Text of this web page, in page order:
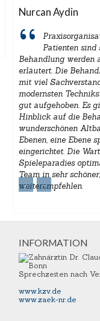
Nurcan Aydin
Patienten sind
Behandlung werden
erläutert. Die
mit viel
modernsten
gut aufgehoben. Es
Hinblick auf die
wunderschönen
Ebenen, eine Ebene
eingerichtet. Die
Spieleparadies
Team in sehr
weiterempfehlen.
← →
INFORMATION
Sprechzeiten nach
www.kzv.de
www.zaek-nr.de